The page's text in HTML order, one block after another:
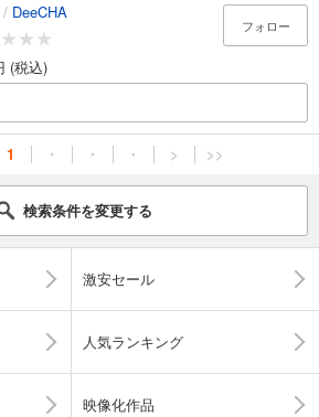
/ DeeCHA
(税込)
フォロー
1 ・ ・ ・ > >>
検索条件を変更する
激安セール
人気ランキング
映像化作品